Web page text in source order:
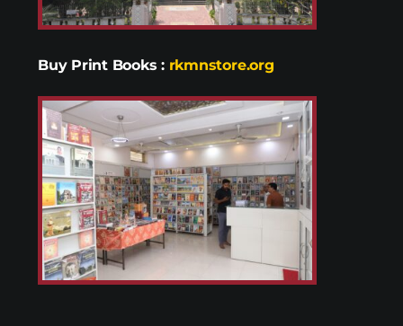
Buy Print Books : rkmnstore.org